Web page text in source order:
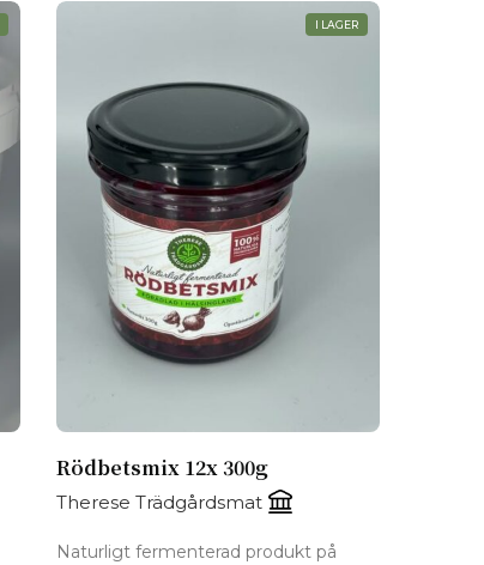
I LAGER
Rödbetsmix 12x 300g
Therese Trädgårdsmat
Naturligt fermenterad produkt på